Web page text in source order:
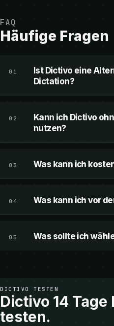
FAQ
Häufige Fragen
01
Ist Dictivo eine
Dictation?
02
Kann ich Dictivo
nutzen?
03 Was kann ich
04 Was kann ich vor
05 Was sollte ich
DICTIVO TESTEN
Dictivo 14
testen.